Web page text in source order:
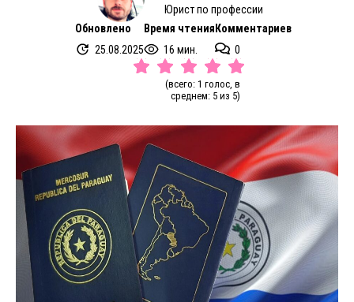
Юрист по профессии
Обновлено
25.08.2025
Время чтения
16 мин.
Комментариев
0
(всего: 1 голос, в
среднем: 5 из 5)